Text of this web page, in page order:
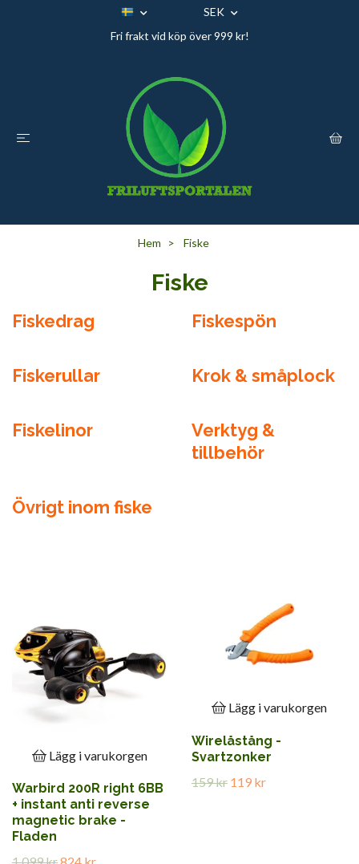
SEK
Fri frakt vid köp över 999 kr!
Hem Fiske
Fiske
Fiskedrag Fiskespön
Fiskerullar Krok & småplock
Fiskelinor
Verktyg &
tillbehör
Övrigt inom fiske
Lägg i varukorgen
Warbird 200R right 6BB
+ instant anti reverse
magnetic brake -
Fladen
Lägg i varukorgen
Wirelåstång -
Svartzonker
159 kr 119 kr